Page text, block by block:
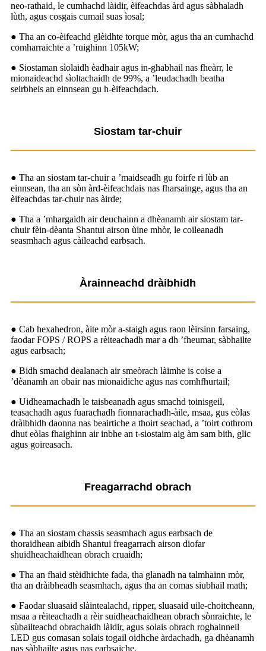
neo-rathaid, le cumhachd làidir, èifeachdas àrd agus sàbhaladh
lùth, agus cosgais cumail suas ìosal;
● Tha an co-èifeachd glèidhte torque mòr, agus tha an cumhachd
comharraichte a ’ruighinn 105kW;
● Siostaman sìolaidh èadhair agus in-ghabhail nas fheàrr, le
mionaideachd sìoltachaidh de 99%, a ’leudachadh beatha
seirbheis an einnsean gu h-èifeachdach.
Siostam tar-chuir
● Tha an siostam tar-chuir a ’maidseadh gu foirfe ri lùb an
einnsean, tha an sòn àrd-èifeachdais nas fharsainge, agus tha an
èifeachdas tar-chuir nas àirde;
● Tha a ’mhargaidh air deuchainn a dhèanamh air siostam tar-
chuir fèin-dèanta Shantui airson ùine mhòr, le coileanadh
seasmhach agus càileachd earbsach.
Àrainneachd dràibhidh
● Cab hexahedron, àite mòr a-staigh agus raon lèirsinn farsaing,
faodar FOPS / ROPS a rèiteachadh mar a dh ’fheumar, sàbhailte
agus earbsach;
● Bidh smachd dealanach air smeòrach làimhe is coise a
’dèanamh an obair nas mionaidiche agus nas comhfhurtail;
● Uidheamachadh le taisbeanadh agus smachd toinisgeil,
teasachadh agus fuarachadh fionnarachadh-àile, msaa, gus eòlas
dràibhidh daonna nas beairtiche a thoirt seachad, a ’toirt cothrom
dhut eòlas fhaighinn air inbhe an t-siostaim aig àm sam bith, glic
agus goireasach.
Freagarrachd obrach
● Tha an siostam chassis seasmhach agus earbsach de
thoraidhean aibidh Shantui freagarrach airson diofar
shuidheachaidhean obrach cruaidh;
● Tha an fhaid stèidhichte fada, tha glanadh na talmhainn mòr,
tha an dràibheadh ​​seasmhach, agus tha an comas siubhail math;
● Faodar sluasaid slàintealachd, ripper, sluasaid uile-choitcheann,
msaa a rèiteachadh a rèir suidheachaidhean obrach sònraichte, le
sùbailteachd obrachaidh làidir, agus solais obrach roghainneil
LED gus comasan solais togail oidhche àrdachadh, ga dhèanamh
nas sàbhailte agus nas earbsaiche.